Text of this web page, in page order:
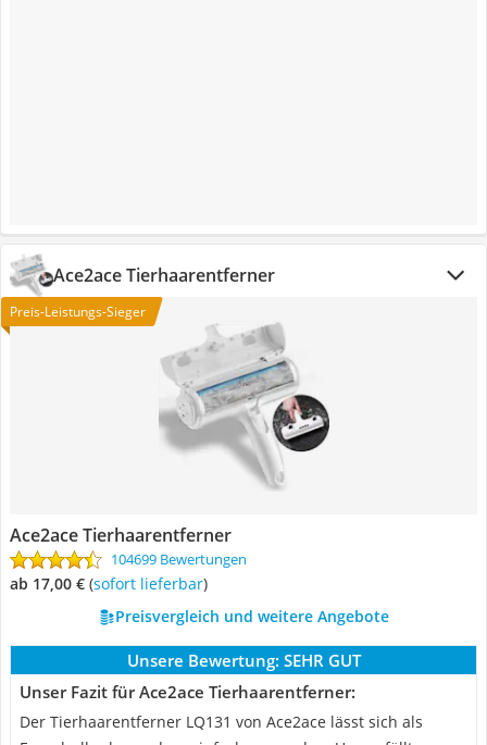
Ace2ace Tierhaarentferner
Preis-Leistungs-Sieger
Ace2ace Tierhaarentferner
104699 Bewertungen
ab 17,00 € ( Sofort lieferbar)
Preisvergleich und weitere Angebote
Unsere Bewertung: SEHR GUT
Unser Fazit für Ace2ace Tierhaarentferner:
Der Tierhaarentferner LQ131 von Ace2ace lässt sich als